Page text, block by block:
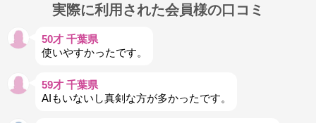
実際に利用された会員様の口コミ
50才 千葉県
使いやすかったです。
59才 千葉県
AIもいないし真剣な方が多かったです。